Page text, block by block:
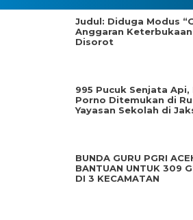
Judul: Diduga Modus
Anggaran
Disorot
995 Pucuk Senjata Api,
Porno Ditemukan di
Yayasan Sekolah di
BUNDA GURU PGRI
BANTUAN UNTUK 309
DI 3 KECAMATAN